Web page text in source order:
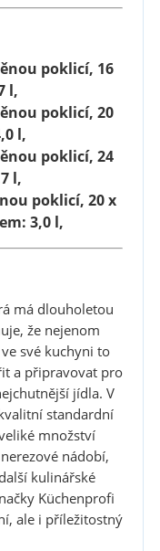
poklicí, 16
l,
poklicí, 20
l,
poklicí, 24
l,
poklicí, 20 x
3,0 l,
má dlouholetou
že nejenom
své kuchyni to
a připravovat pro
jídla. V
standardní
množství
nádobí,
kulinářské
Küchenprofi
ale i příležitostný